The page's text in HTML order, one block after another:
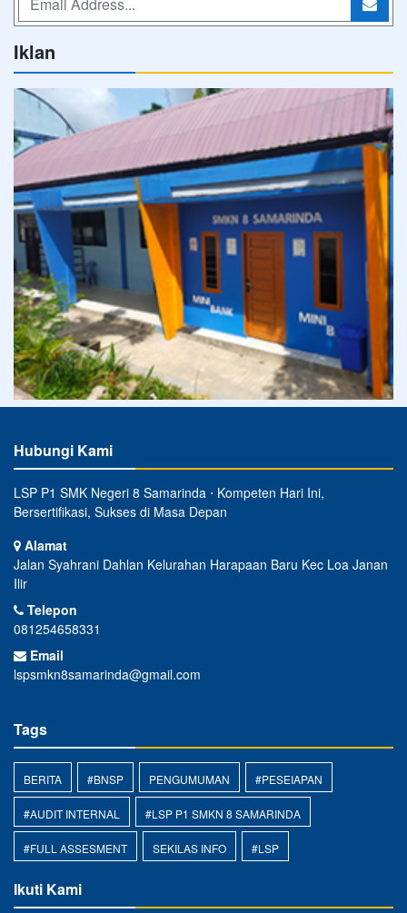
Iklan
Hubungi Kami
LSP P1 SMK Negeri 8 Samarinda ⋅ Kompeten Hari Ini,
Bersertifikasi, Sukses di Masa Depan
Alamat
Jalan Syahrani Dahlan Kelurahan Harapaan Baru Kec Loa Janan
Ilir
Telepon
081254658331
Email
lspsmkn8samarinda@gmail.com
Tags
BERITA #BNSP PENGUMUMAN #PESEIAPAN
#AUDIT INTERNAL #LSP P1 SMKN 8 SAMARINDA
#FULL ASSESMENT SEKILAS INFO #LSP
Ikuti Kami